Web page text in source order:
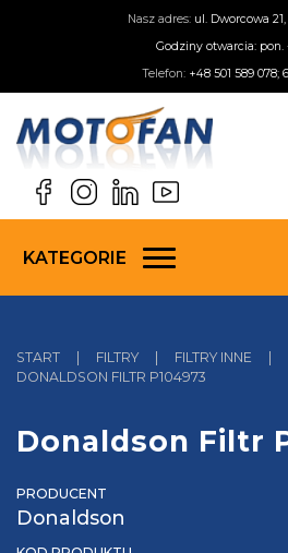
Nasz adres: ul. Dworcowa
Godziny otwarcia: pon.
Telefon: +48 501 589 078;
KATEGORIE
START | FILTRY | FILTRY INNE
|
DONALDSON FILTR P104973
Donaldson Filtr
PRODUCENT
Donaldson